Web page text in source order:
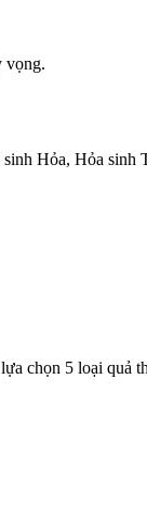
vọng.
Hỏa, Hỏa
chọn 5 loại quả